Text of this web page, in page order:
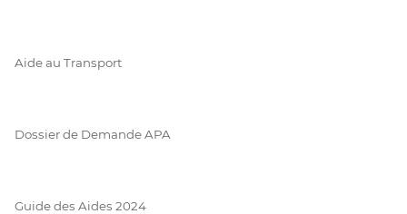
Aide au Transport
Dossier de Demande APA
Guide des Aides 2024